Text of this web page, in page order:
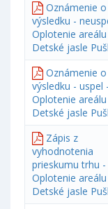
Oznámenie o
výsledku -
Oplotenie
Detské jasle
Oznámenie o
výsledku - uspel -
Oplotenie
Detské jasle
Zápis z
vyhodnotenia
prieskumu trhu -
Oplotenie
Detské jasle